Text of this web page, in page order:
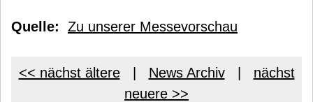
Quelle: Zu unserer Messevorschau
<< nächst ältere| News Archiv| nächst
neuere >>